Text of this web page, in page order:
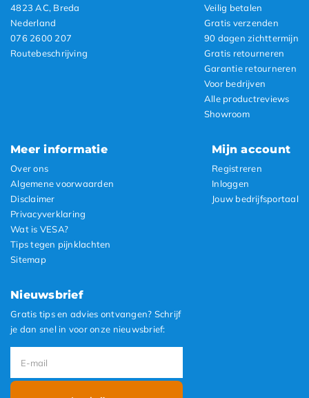
4823 AC, Breda
Nederland
076 2600 207
Routebeschrijving
Veilig betalen
Gratis verzenden
90 dagen zichttermijn
Gratis retourneren
Garantie retourneren
Voor bedrijven
Alle productreviews
Showroom
Meer informatie
Over ons
Algemene voorwaarden
Disclaimer
Privacyverklaring
Wat is VESA?
Tips tegen pijnklachten
Sitemap
Mijn account
Registreren
Inloggen
Jouw bedrijfsportaal
Nieuwsbrief
Gratis tips en advies ontvangen? Schrijf
je dan snel in voor onze nieuwsbrief: